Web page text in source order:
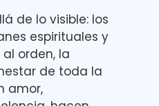
de lo visible: los
espirituales y
orden, la
de toda la
amor,